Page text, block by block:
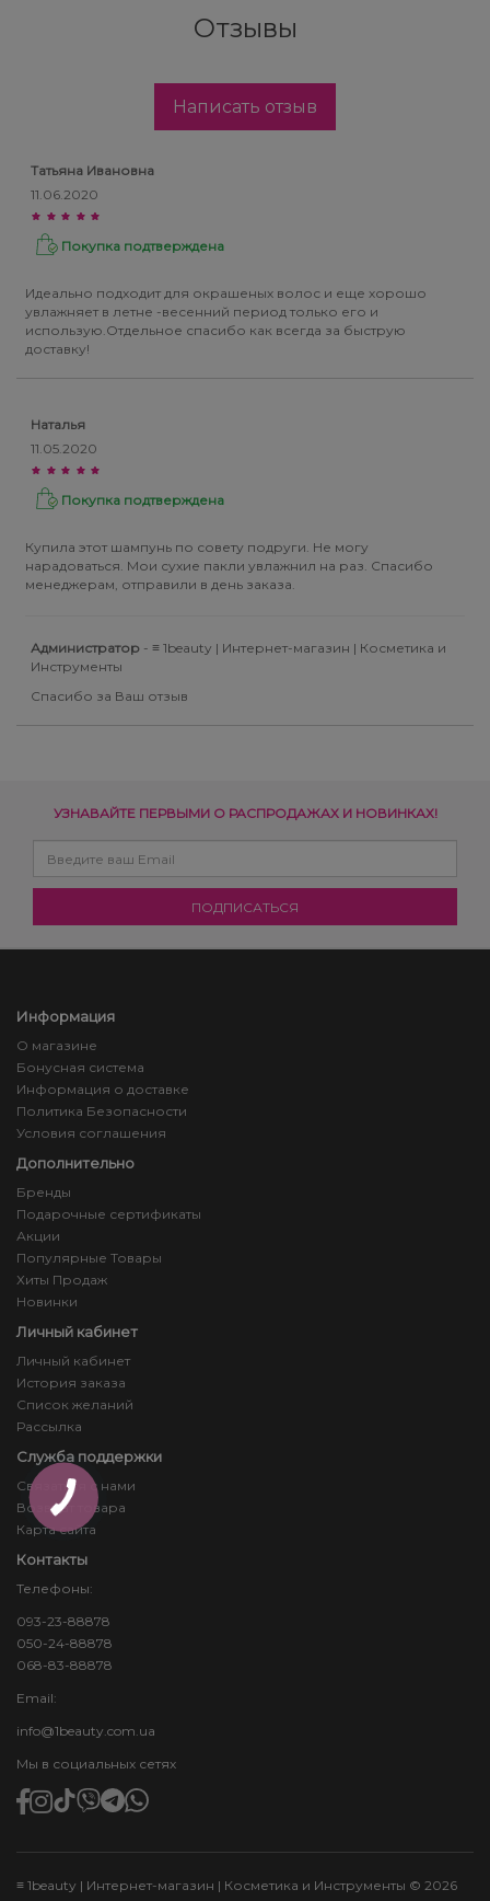
Отзывы
Написать отзыв
Татьяна Ивановна
11.06.2020
Покупка подтверждена
Идеально подходит для окрашеных волос и еще хорошо
увлажняет в летне -весенний период только его и
использую.Отдельное спасибо как всегда за быструю
доставку!
Наталья
11.05.2020
Покупка подтверждена
Купила этот шампунь по совету подруги. Не могу
нарадоваться. Мои сухие пакли увлажнил на раз. Спасибо
менеджерам, отправили в день заказа.
Администратор - ≡ 1beauty | Интернет-магазин | Косметика и
Инструменты
Спасибо за Ваш отзыв
УЗНАВАЙТЕ ПЕРВЫМИ О РАСПРОДАЖАХ И НОВИНКАХ!
Информация
О магазине
Бонусная система
Информация о доставке
Политика Безопасности
Условия соглашения
Дополнительно
Бренды
Подарочные сертификаты
Акции
Популярные Товары
Хиты Продаж
Новинки
Личный кабинет
Личный кабинет
История заказа
Список желаний
Рассылка
Служба поддержки
Связаться с нами
Возврат товара
Карта сайта
Контакты
Телефоны:
093-23-88878
050-24-88878
068-83-88878
Email:
info@1beauty.com.ua
Мы в социальных сетях
≡ 1beauty | Интернет-магазин | Косметика и Инструменты © 2026